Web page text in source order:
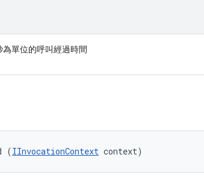
為單位的呼叫經過時間
(IInvocationContext context)